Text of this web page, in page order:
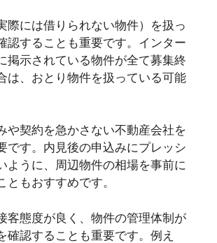
際には借りられない物件）を扱っ
認することも重要です。インター
掲示されている物件が全て募集終
は、おとり物件を扱っている可能
や契約を急かさない不動産会社を
です。内見後の申込みにプレッシ
ように、周辺物件の相場を事前に
ともおすすめです。
客態度が良く、物件の管理体制が
確認することも重要です。例え